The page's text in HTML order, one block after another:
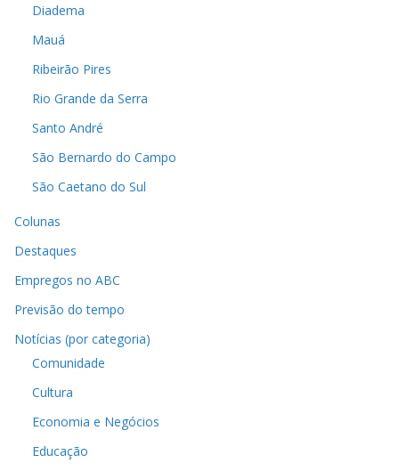
Diadema
Mauá
Ribeirão Pires
Rio Grande da Serra
Santo André
São Bernardo do Campo
São Caetano do Sul
Colunas
Destaques
Empregos no ABC
Previsão do tempo
Notícias (por categoria)
Comunidade
Cultura
Economia e Negócios
Educação